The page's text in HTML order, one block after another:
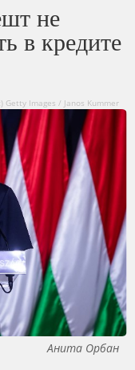
не
в кредите
Getty Images / Janos Kummer
Анита Орбан